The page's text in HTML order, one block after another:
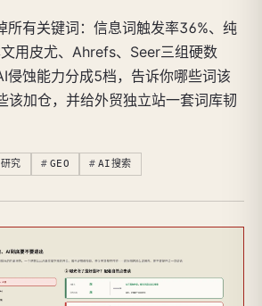
所有关键词：信息词触发率36%、纯
用皮尤、Ahrefs、Seer三组硬数
侵蚀能力分成5档，告诉你哪些词该
该加仓，并给外贸独立站一套词库韧
究 GEO AI搜索